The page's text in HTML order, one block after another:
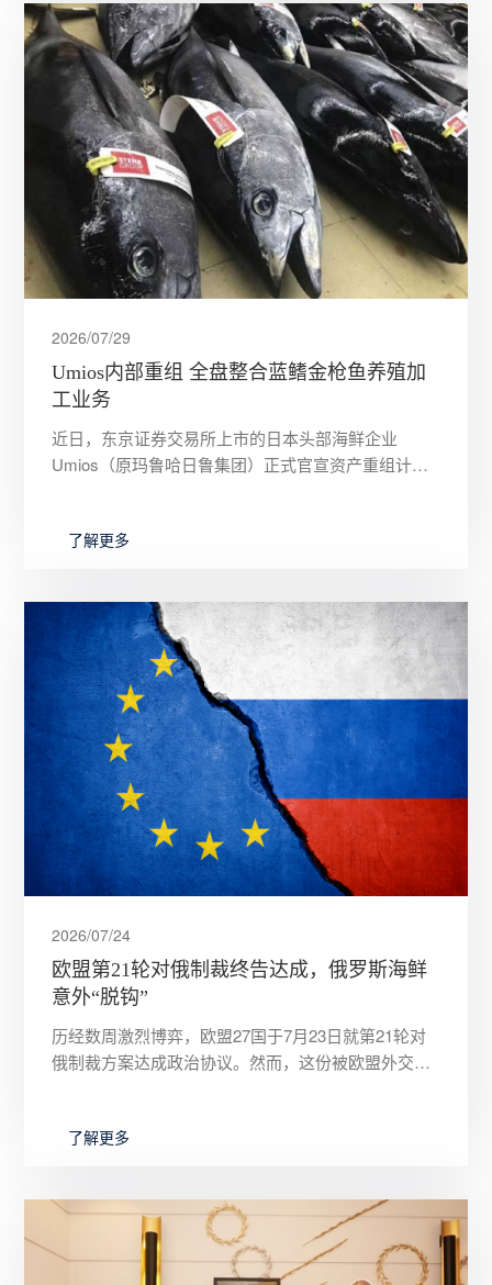
2026/07/29
Umios内部重组 全盘整合蓝鳍金枪鱼养殖加
工业务
近日，东京证券交易所上市的日本头部海鲜企业
Umios（原玛鲁哈日鲁集团）正式官宣资产重组计
了解更多
2026/07/24
欧盟第21轮对俄制裁终告达成，俄罗斯海鲜
意外“脱钩”
历经数周激烈博弈，欧盟27国于7月23日就第21轮对
俄制裁方案达成政治协议。然而，这份被欧盟外交与
了解更多